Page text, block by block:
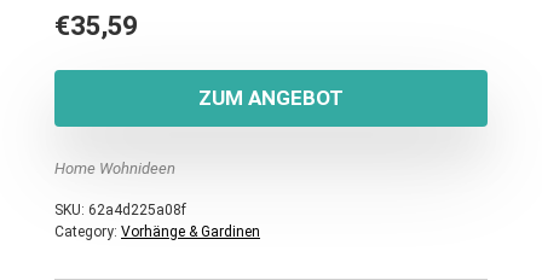
€35,59
ZUM ANGEBOT
Home Wohnideen
SKU: 62a4d225a08f
Category: Vorhänge & Gardinen